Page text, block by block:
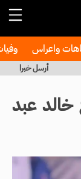
واعراس
أرسل خبرا
عبد